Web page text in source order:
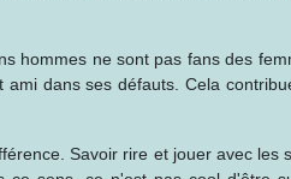
hommes ne sont pas fans des
dans ses défauts. Cela
Savoir rire et jouer avec